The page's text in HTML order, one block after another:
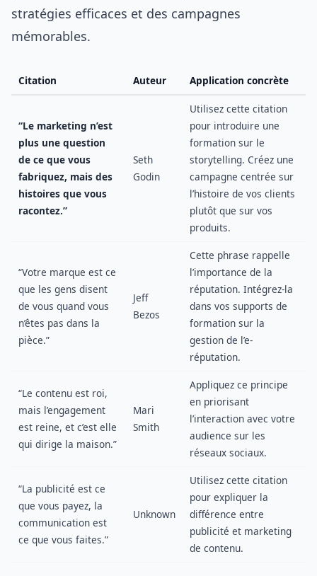
stratégies efficaces et des campagnes
mémorables.
Citation Auteur Application concrète
“Le marketing n’est
plus une question
de ce que vous
fabriquez, mais des
histoires que vous
racontez.”
Seth
Godin
Utilisez cette citation
pour introduire une
formation sur le
storytelling. Créez une
campagne centrée sur
l’histoire de vos clients
plutôt que sur vos
produits.
“Votre marque est ce
que les gens disent
de vous quand vous
n’êtes pas dans la
pièce.”
Jeff
Bezos
Cette phrase rappelle
l’importance de la
réputation. Intégrez-la
dans vos supports de
formation sur la
gestion de l’e-
réputation.
“Le contenu est roi,
mais l’engagement
est reine, et c’est elle
qui dirige la maison.”
Mari
Smith
Appliquez ce principe
en priorisant
l’interaction avec votre
audience sur les
réseaux sociaux.
“La publicité est ce
que vous payez, la
communication est
ce que vous faites.”
Unknown
Utilisez cette citation
pour expliquer la
différence entre
publicité et marketing
de contenu.